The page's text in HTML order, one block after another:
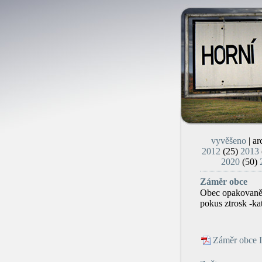
vyvěšeno|
2012 (25) 2013
2020 (50)
Záměr obce
Obec
pokus ztrosk -
Záměr obce